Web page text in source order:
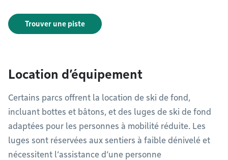
Trouver une piste
Location d’équipement
Certains parcs offrent la location de ski de fond,
incluant bottes et bâtons, et des luges de ski de fond
adaptées pour les personnes à mobilité réduite. Les
luges sont réservées aux sentiers à faible dénivelé et
nécessitent l’assistance d’une personne